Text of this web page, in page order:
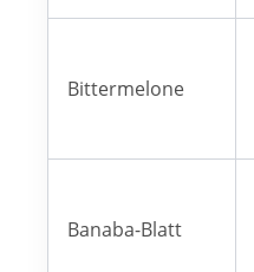
Bittermelone
Banaba-Blatt